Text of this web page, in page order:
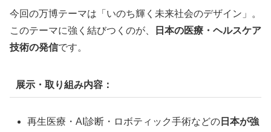
今回の万博テーマは「いのち輝く未来社会のデザイン」。
このテーマに強く結びつくのが、
日本の医療・ヘルスケア
技術の発信です。
展示・取り組み内容：
再生医療・AI診断・ロボティック手術などの 日本が強